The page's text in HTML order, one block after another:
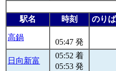
駅名 時刻 のりば
高鍋
05:47 発
日向新富
05:52 着
05:53 発